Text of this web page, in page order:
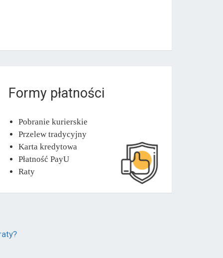
Formy płatności
Pobranie kurierskie
Przelew tradycyjny
Karta kredytowa
Płatność PayU
Raty